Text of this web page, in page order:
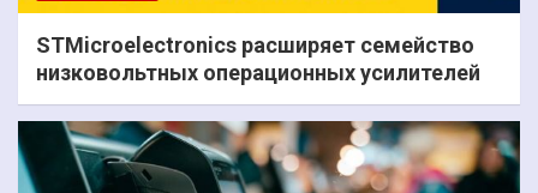
STMicroelectronics расширяет семейство
низковольтных операционных усилителей